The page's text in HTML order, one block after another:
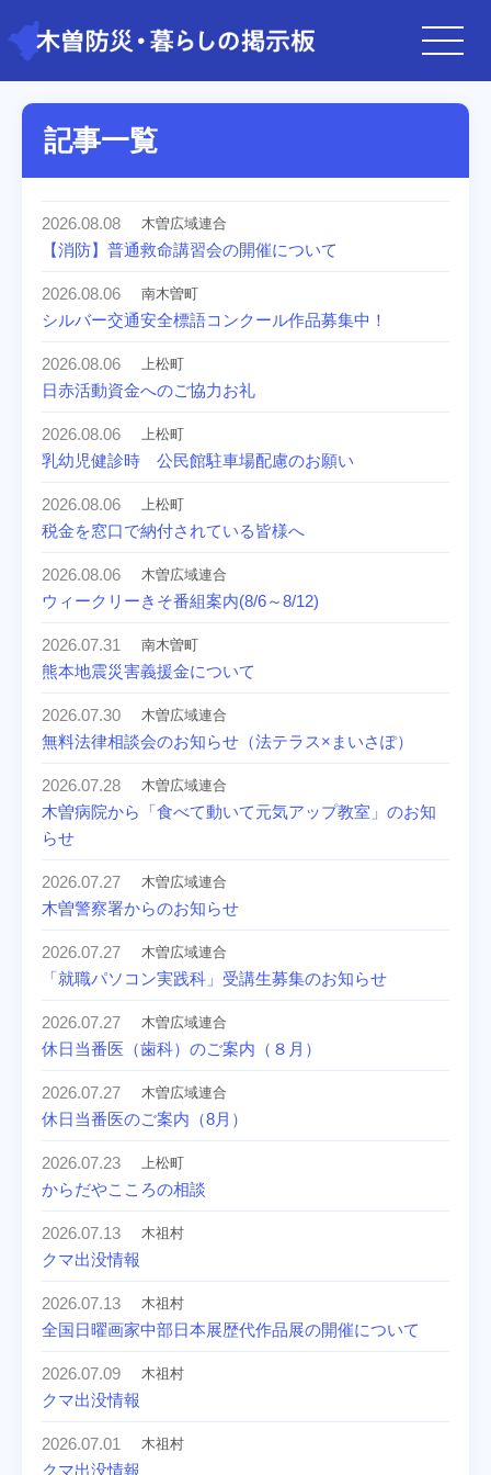
記事一覧
木曽広域連合
2026.08.08
【消防】普通救命講習会の開催について
南木曽町
2026.08.06
シルバー交通安全標語コンクール作品募集中！
上松町
2026.08.06
日赤活動資金へのご協力お礼
上松町
2026.08.06
乳幼児健診時 公民館駐車場配慮のお願い
上松町
2026.08.06
税金を窓口で納付されている皆様へ
木曽広域連合
2026.08.06
ウィークリーきそ番組案内(8/6～8/12)
南木曽町
2026.07.31
熊本地震災害義援金について
木曽広域連合
2026.07.30
無料法律相談会のお知らせ（法テラス×まいさぽ）
木曽広域連合
2026.07.28
木曽病院から「食べて動いて元気アップ教室」のお知
らせ
木曽広域連合
2026.07.27
木曽警察署からのお知らせ
木曽広域連合
2026.07.27
「就職パソコン実践科」受講生募集のお知らせ
木曽広域連合
2026.07.27
休日当番医（歯科）のご案内（８月）
木曽広域連合
2026.07.27
休日当番医のご案内（8月）
上松町
2026.07.23
からだやこころの相談
木祖村
2026.07.13
クマ出没情報
木祖村
2026.07.13
全国日曜画家中部日本展歴代作品展の開催について
木祖村
2026.07.09
クマ出没情報
木祖村
2026.07.01
クマ出没情報